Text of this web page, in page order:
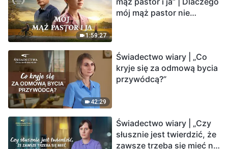
1:59:27
mój mąż pastor nie
42:29
Świadectwo wiary | „Co
kryje się za odmową bycia
przywódcą?”
Świadectwo wiary | „Czy
słusznie jest twierdzić, że
zawsze trzeba się mieć na